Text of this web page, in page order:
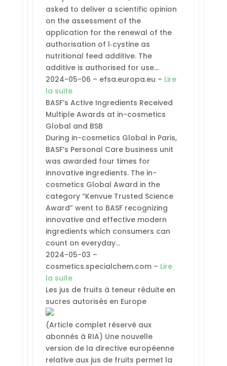
asked to deliver a scientific opinion
on the assessment of the
application for the renewal of the
authorisation of l‐cystine as
nutritional feed additive. The
additive is authorised for use…
2024-05-06 – efsa.europa.eu – Lire
la suite
BASF’s Active Ingredients Received
Multiple Awards at in-cosmetics
Global and BSB
During in-cosmetics Global in Paris,
BASF’s Personal Care business unit
was awarded four times for
innovative ingredients. The in-
cosmetics Global Award in the
category “Kenvue Trusted Science
Award” went to BASF recognizing
innovative and effective modern
ingredients which consumers can
count on everyday…
2024-05-03 –
cosmetics.specialchem.com – Lire
la suite
Les jus de fruits à teneur réduite en
sucres autorisés en Europe
(Article complet réservé aux
abonnés à RIA) Une nouvelle
version de la directive européenne
relative aux jus de fruits permet la